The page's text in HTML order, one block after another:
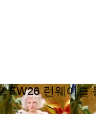
FW26 런웨이를